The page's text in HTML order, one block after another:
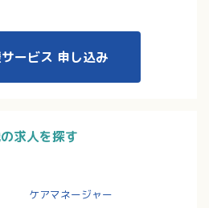
ービス 申し込み
求人を探す
ケアマネージャー